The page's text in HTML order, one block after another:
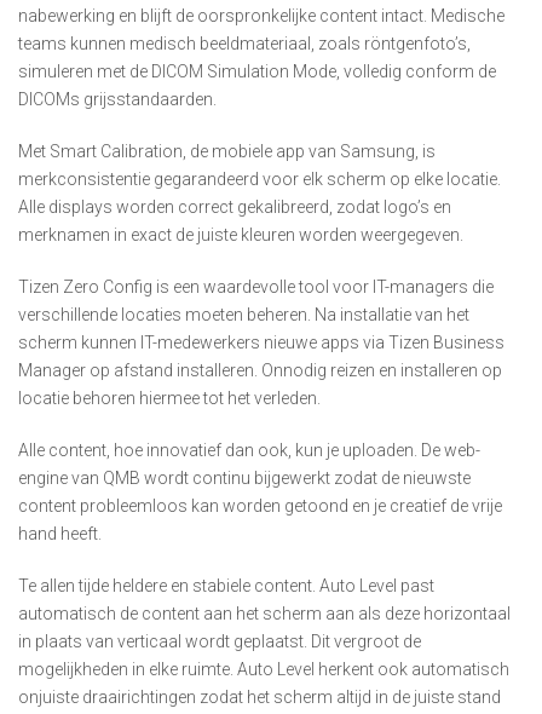
nabewerking en blijft de oorspronkelijke content intact. Medische
teams kunnen medisch beeldmateriaal, zoals röntgenfoto’s,
simuleren met de DICOM Simulation Mode, volledig conform de
DICOMs grijsstandaarden.
Met Smart Calibration, de mobiele app van Samsung, is
merkconsistentie gegarandeerd voor elk scherm op elke locatie.
Alle displays worden correct gekalibreerd, zodat logo’s en
merknamen in exact de juiste kleuren worden weergegeven.
Tizen Zero Config is een waardevolle tool voor IT-managers die
verschillende locaties moeten beheren. Na installatie van het
scherm kunnen IT-medewerkers nieuwe apps via Tizen Business
Manager op afstand installeren. Onnodig reizen en installeren op
locatie behoren hiermee tot het verleden.
Alle content, hoe innovatief dan ook, kun je uploaden. De web-
engine van QMB wordt continu bijgewerkt zodat de nieuwste
content probleemloos kan worden getoond en je creatief de vrije
hand heeft.
Te allen tijde heldere en stabiele content. Auto Level past
automatisch de content aan het scherm aan als deze horizontaal
in plaats van verticaal wordt geplaatst. Dit vergroot de
mogelijkheden in elke ruimte. Auto Level herkent ook automatisch
onjuiste draairichtingen zodat het scherm altijd in de juiste stand